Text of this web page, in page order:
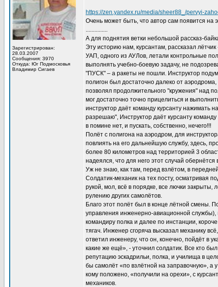
Зарегистрирован:
28.03.2007
Сообщения: 3970
Откуда: Юг Подмосковья
Владимир Сигаев
https://zen.yandex.ru/media/sheer88_/pervyi-
Очень может быть, что автор сам появится на
...............
А для поднятия ветки небольшой рассказ-
Эту историю нам, курсантам, рассказал
УАП, одного из АУЛов, летали контрольные
выполнять учебно-боевую задачу, не
"ПУСК" – а ракеты не пошли. Инструктор
полигон был достаточно далеко от
позволял продолжительного "кружения" над
мог достаточно точно прицелиться и
инструктор даёт команду курсанту нажимать
разрешаю", Инструктор даёт курсанту
в помине нет, и пускать, собственно, нечего!!!
Полёт с полигона на аэродром, для
повлиять на его дальнейшую службу, здесь,
более 80 километров над территорией 3
надеялся, что для него этот случай
Уж не знаю, как там, перед взлётом, в
Солдатик-механик на тех посту, осматривая
рукой, мол, всё в порядке, все лючки закрыты,
рулению других самолётов.
Благо этот полёт был в конце лётной смены.
управления инженерно-авиационной службы),
командиру полка и далее по инстанции,
тягач. Инженер сгоряча высказал механику
ответил инженеру, что он, конечно, пойдёт в
какие же ещё», - уточнил солдатик. Все кто
репутацию эскадрильи, полка, и училища в
бы самолёт «по взлётной на заправочную», а
кому положено, «получили на орехи», с
механиков.